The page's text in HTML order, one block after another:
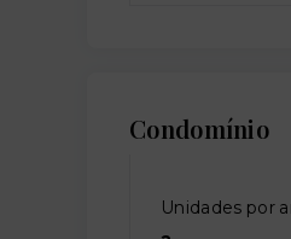
Condomínio
Unidades por